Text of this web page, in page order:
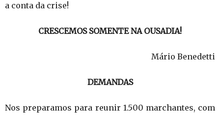
a conta da crise!
CRESCEMOS SOMENTE NA OUSADIA!
Mário Benedetti
DEMANDAS
Nos preparamos para reunir 1.500 marchantes, com